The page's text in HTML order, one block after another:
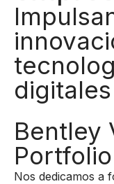
digitales
Bentley
Portfolio
Nos dedicamos a